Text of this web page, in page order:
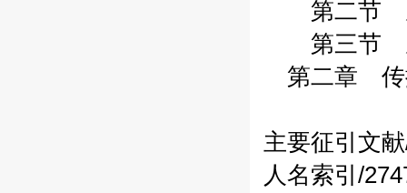
第二节 从
第三节 从
第二章 传
主要征引文
人名索引/